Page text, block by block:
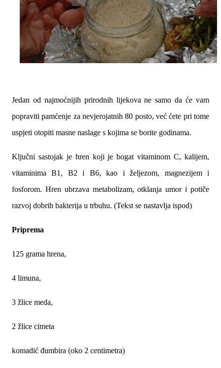
Jedan od najmoćnijih prirodnih lijekova ne samo da će vam
popraviti pamćenje za nevjerojatnih 80 posto, već ćete pri tome
uspjeti otopiti masne naslage s kojima se borite godinama.
Ključni sastojak je hren koji je bogat vitaminom C, kalijem,
vitaminima B1, B2 i B6, kao i željezom, magnezijem i
fosforom. Hren ubrzava metabolizam, otklanja umor i potiče
razvoj dobrih bakterija u trbuhu. (Tekst se nastavlja ispod)
Priprema
125 grama hrena,
4 limuna,
3 žlice meda,
2 žlice cimeta
komadić đumbira (oko 2 centimetra)